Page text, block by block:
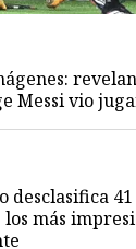
Messi vio
desclasifica
los más